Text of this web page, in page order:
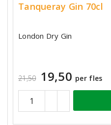
Tanqueray Gin 70cl
London Dry Gin
21,50 19,50 per fles